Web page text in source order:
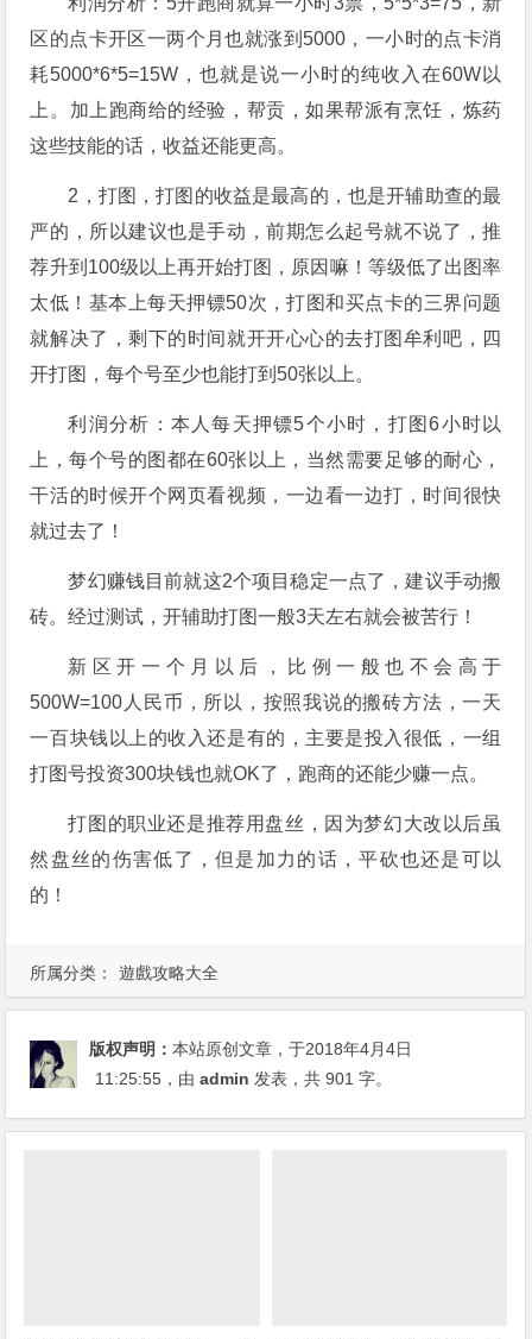
所属分类： 遊戲攻略大全
区的点卡开区一两个月也就涨到5000，一小时的点卡消
耗5000*6*5=15W，也就是说一小时的纯收入在60W以
上。加上跑商给的经验，帮贡，如果帮派有烹饪，炼药
这些技能的话，收益还能更高。
2，打图，打图的收益是最高的，也是开辅助查的最
严的，所以建议也是手动，前期怎么起号就不说了，推
荐升到100级以上再开始打图，原因嘛！等级低了出图率
太低！基本上每天押镖50次，打图和买点卡的三界问题
就解决了，剩下的时间就开开心心的去打图牟利吧，四
开打图，每个号至少也能打到50张以上。
利润分析：本人每天押镖5个小时，打图6小时以
上，每个号的图都在60张以上，当然需要足够的耐心，
干活的时候开个网页看视频，一边看一边打，时间很快
就过去了！
梦幻赚钱目前就这2个项目稳定一点了，建议手动搬
砖。经过测试，开辅助打图一般3天左右就会被苦行！
新区开一个月以后，比例一般也不会高于
500W=100人民币，所以，按照我说的搬砖方法，一天
一百块钱以上的收入还是有的，主要是投入很低，一组
打图号投资300块钱也就OK了，跑商的还能少赚一点。
打图的职业还是推荐用盘丝，因为梦幻大改以后虽
然盘丝的伤害低了，但是加力的话，平砍也还是可以
的！
版权声明：本站原创文章，于2018年4月4日
11:25:55 ，由admin 发表，共 901 字。